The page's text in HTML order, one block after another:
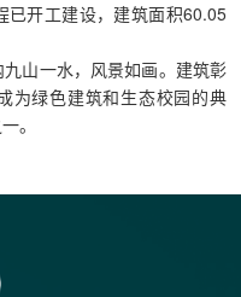
已开工建设，建筑面积60.05
山一水，风景如画。建筑彰
为绿色建筑和生态校园的典
。